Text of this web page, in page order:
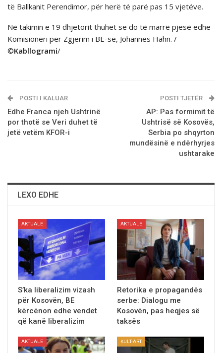
të Ballkanit Perendimor, për herë të parë pas 15 vjetëve.
Në takimin e 19 dhjetorit thuhet se do të marrë pjesë edhe
Komisioneri për Zgjerim i BE-së, Johannes Hahn. /
©Kabllogrami/
POSTI I KALUAR
Edhe Franca njeh Ushtrinё
por thotё se Veri duhet tё
jetё vetёm KFOR-i
POSTI TJETËR
AP: Pas formimit të
Ushtrisë së Kosovës,
Serbia po shqyrton
mundësinë e ndërhyrjes
ushtarake
LEXO EDHE
AKTUALE
S’ka liberalizim vizash
për Kosovën, BE
kërcënon edhe vendet
që kanë liberalizim
AKTUALE
Retorika e propagandёs
serbe: Dialogu me
Kosovën, pas heqjes së
taksës
AKTUALE KULT-ART